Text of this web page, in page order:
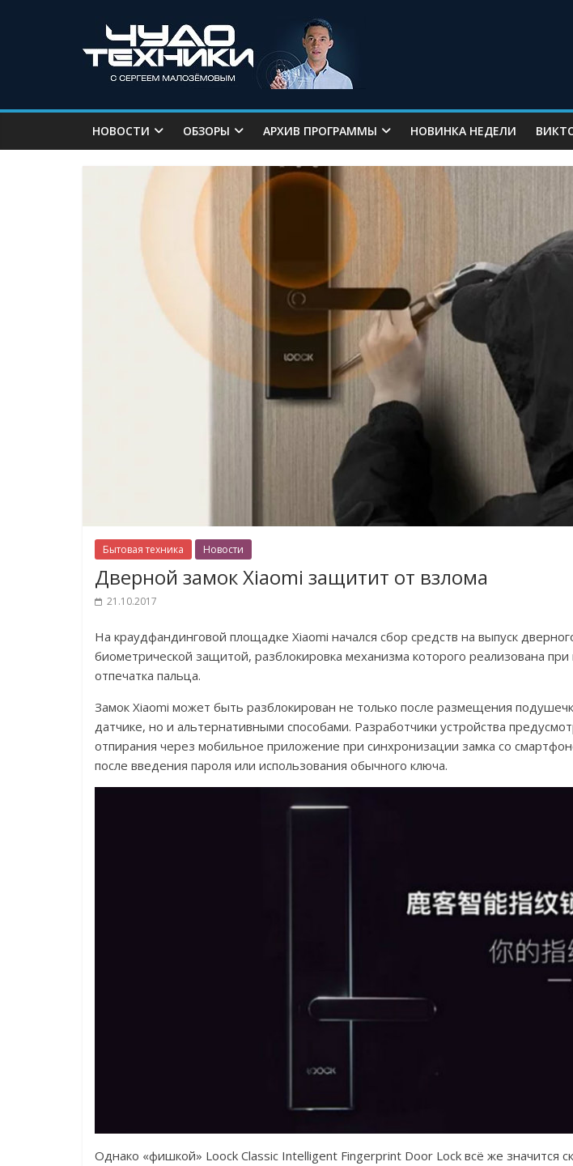
НОВОСТИ ОБЗОРЫ АРХИВ ПРОГРАММЫ НОВИНКА НЕДЕЛИ
Бытовая техника Новости
Дверной замок Xiaomi защитит от взлома
21.10.2017
На краудфандинговой площадке Xiaomi начался сбор средств на выпуск
биометрической защитой, разблокировка механизма которого реализована
отпечатка пальца.
Замок Xiaomi может быть разблокирован не только после размещения
датчике, но и альтернативными способами. Разработчики устройства
отпирания через мобильное приложение при синхронизации замка со
после введения пароля или использования обычного ключа.
Однако «фишкой» Loock Classic Intelligent Fingerprint Door Lock всё же значится